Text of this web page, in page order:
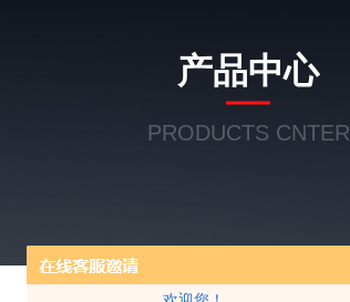
产品中心
PRODUCTS CNTER